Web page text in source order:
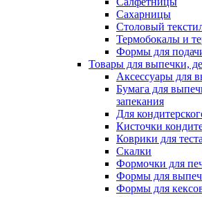
Сахарницы
Столовый
Термобокалы и
Формы для
Товары для выпечки,
Аксессуары для
Бумага для
запекания
Для
Кисточки
Коврики для
Скалки
Формочки для
Формы для
Формы для